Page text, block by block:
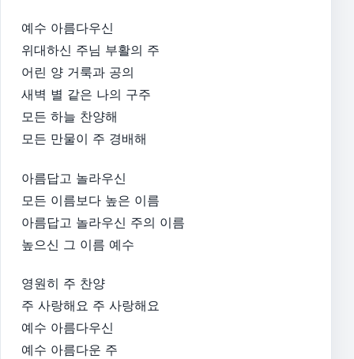
예수 아름다우신
위대하신 주님 부활의 주
어린 양 거룩과 공의
새벽 별 같은 나의 구주
모든 하늘 찬양해
모든 만물이 주 경배해
아름답고 놀라우신
모든 이름보다 높은 이름
아름답고 놀라우신 주의 이름
높으신 그 이름 예수
영원히 주 찬양
주 사랑해요 주 사랑해요
예수 아름다우신
예수 아름다운 주